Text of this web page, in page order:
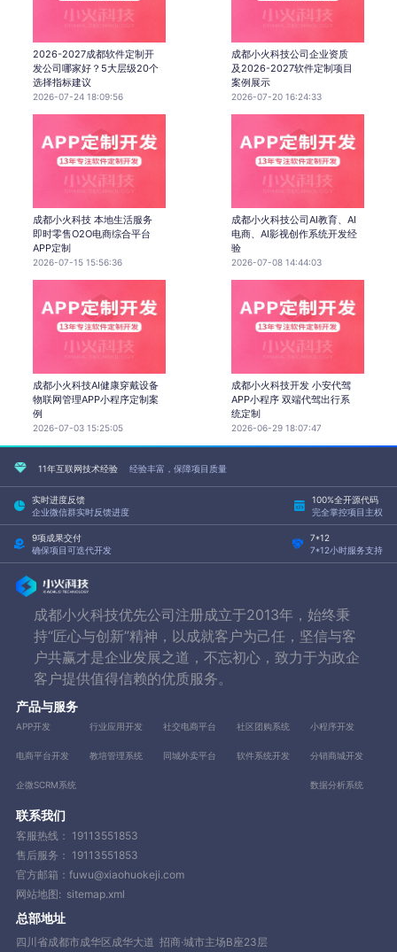
2026-2027成都软件定制开
发公司哪家好？5大层级20个
选择指标建议
2026-07-24 18:09:56
成都小火科技公司企业资质
及2026-2027软件定制项目
案例展示
2026-07-20 16:24:33
成都小火科技 本地生活服务
即时零售O2O电商综合平台
APP定制
2026-07-15 15:56:36
成都小火科技公司AI教育、AI
电商、AI影视创作系统开发经
验
2026-07-08 14:44:03
成都小火科技AI健康穿戴设备
物联网管理APP小程序定制案
例
2026-07-03 15:25:05
成都小火科技开发 小安代驾
APP小程序 双端代驾出行系
统定制
2026-06-29 18:07:47
11年互联网技术经验 经验丰富，保障项目质量
实时进度反馈
企业微信群实时反馈进度
100%全开源代码
完全掌控项目主权
9项成果交付
确保项目可迭代开发
7*12
7*12小时服务支持
成都小火科技优先公司注册成立于2013年，始终秉
持“匠心与创新”精神，以成就客户为己任，坚信与客
户共赢才是企业发展之道，不忘初心，致力于为政企
客户提供值得信赖的优质服务。
产品与服务
APP开发 行业应用开发 社交电商平台 社区团购系统 小程序开发
电商平台开发 教培管理系统 同城外卖平台 软件系统开发 分销商城开发
企微SCRM系统 数据分析系统
联系我们
客服热线： 19113551853
售后服务： 19113551853
官方邮箱：fuwu@xiaohuokeji.com
网站地图: sitemap.xml
总部地址
四川省成都市成华区成华大道 招商·城市主场B座23层